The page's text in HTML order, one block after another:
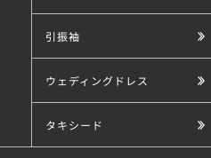
引振袖
ウェディングドレス
タキシード